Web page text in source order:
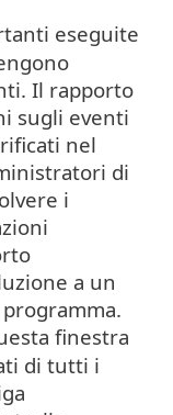
eseguite
Il rapporto
sugli eventi
nel
di
i
a un
finestra
di tutti i